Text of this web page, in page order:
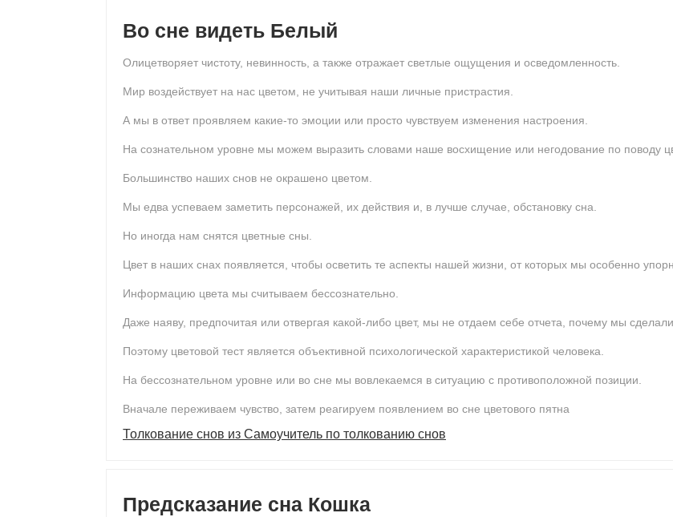
Во сне видеть Белый
Олицетворяет чистоту, невинность, а также отражает светлые ощущения и осведомленность.
Мир воздействует на нас цветом, не учитывая наши личные пристрастия.
А мы в ответ проявляем какие-то эмоции или просто чувствуем изменения настроения.
На сознательном уровне мы можем выразить словами наше восхищение или негодование по поводу
Большинство наших снов не окрашено цветом.
Мы едва успеваем заметить персонажей, их действия и, в лучше случае, обстановку сна.
Но иногда нам снятся цветные сны.
Цвет в наших снах появляется, чтобы осветить те аспекты нашей жизни, от которых мы особенно
Информацию цвета мы считываем бессознательно.
Даже наяву, предпочитая или отвергая какой-либо цвет, мы не отдаем себе отчета, почему мы
Поэтому цветовой тест является объективной психологической характеристикой человека.
На бессознательном уровне или во сне мы вовлекаемся в ситуацию с противоположной позиции.
Вначале переживаем чувство, затем реагируем появлением во сне цветового пятна
Толкование снов из Самоучитель по толкованию снов
Предсказание сна Кошка